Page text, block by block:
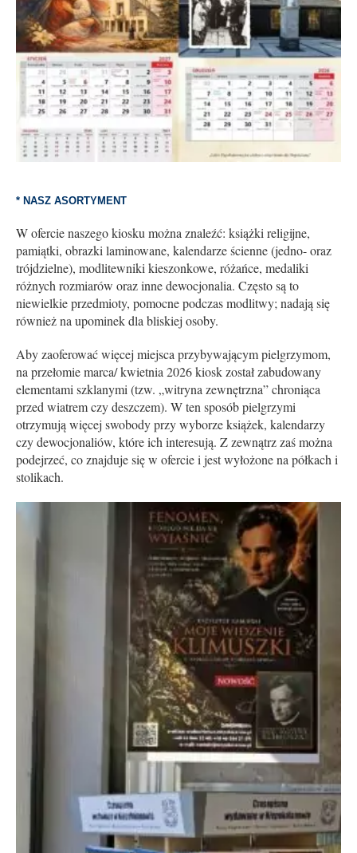
* NASZ ASORTYMENT
W ofercie naszego kiosku można znaleźć: książki religijne,
pamiątki, obrazki laminowane, kalendarze ścienne (jedno- oraz
trójdzielne), modlitewniki kieszonkowe, różańce, medaliki
różnych rozmiarów oraz inne dewocjonalia. Często są to
niewielkie przedmioty, pomocne podczas modlitwy; nadają się
również na upominek dla bliskiej osoby.
Aby zaoferować więcej miejsca przybywającym pielgrzymom,
na przełomie marca/ kwietnia 2026 kiosk został zabudowany
elementami szklanymi (tzw. „witryna zewnętrzna” chroniąca
przed wiatrem czy deszczem). W ten sposób pielgrzymi
otrzymują więcej swobody przy wyborze książek, kalendarzy
czy dewocjonaliów, które ich interesują. Z zewnątrz zaś można
podejrzeć, co znajduje się w ofercie i jest wyłożone na półkach i
stolikach.